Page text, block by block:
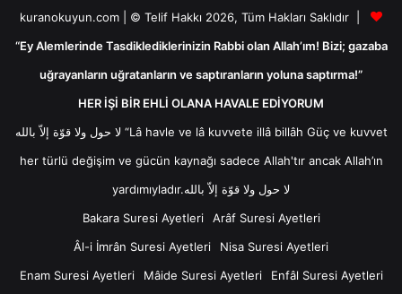
kuranokuyun.com | © Telif Hakkı 2026, Tüm Hakları Saklıdır |
“Ey Alemlerinde Tasdiklediklerinizin Rabbi olan Allah’ım! Bizi; gazaba
uğrayanların uğratanların ve saptıranların yoluna saptırma!”
HER İŞİ BİR EHLİ OLANA HAVALE EDİYORUM
لا حول ولا قوّة إلاّ بالله “Lâ havle ve lâ kuvvete illâ billâh Güç ve kuvvet
her türlü değişim ve gücün kaynağı sadece Allah'tır ancak Allah’ın
yardımıyladır.لا حول ولا قوّة إلاّ بالله
Bakara Suresi Ayetleri
Arâf Suresi Ayetleri
Âl-i İmrân Suresi Ayetleri
Nisa Suresi Ayetleri
Enam Suresi Ayetleri
Mâide Suresi Ayetleri Enfâl Suresi Ayetleri